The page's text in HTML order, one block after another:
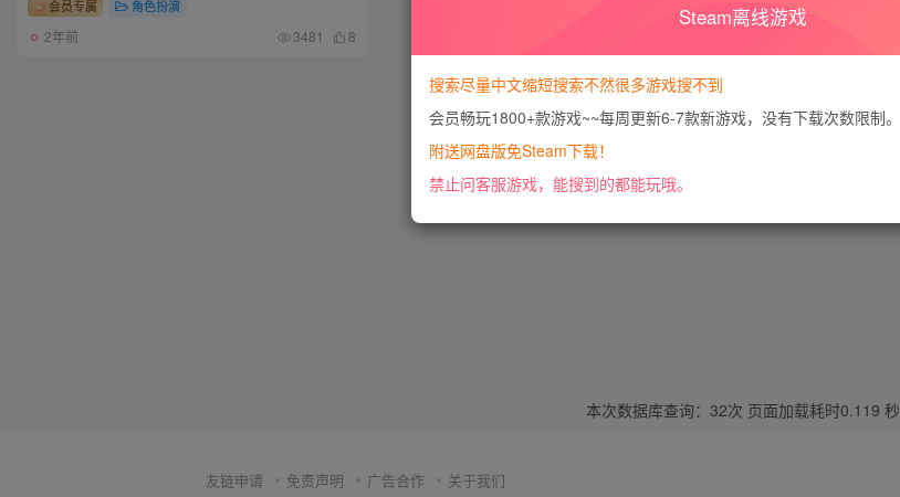
会员专属 角色扮演
2年前 3481 8
本次数据库查询：32次 页面加载耗时0.119 秒
友链申请 免责声明 广告合作 关于我们
Steam离线游戏
搜索尽量中文缩短搜索不然很多游戏搜不到
会员畅玩1800+款游戏~~每周更新6-7款新游戏，没有下载次数限制。
附送网盘版免Steam下载！
禁止问客服游戏，能搜到的都能玩哦。